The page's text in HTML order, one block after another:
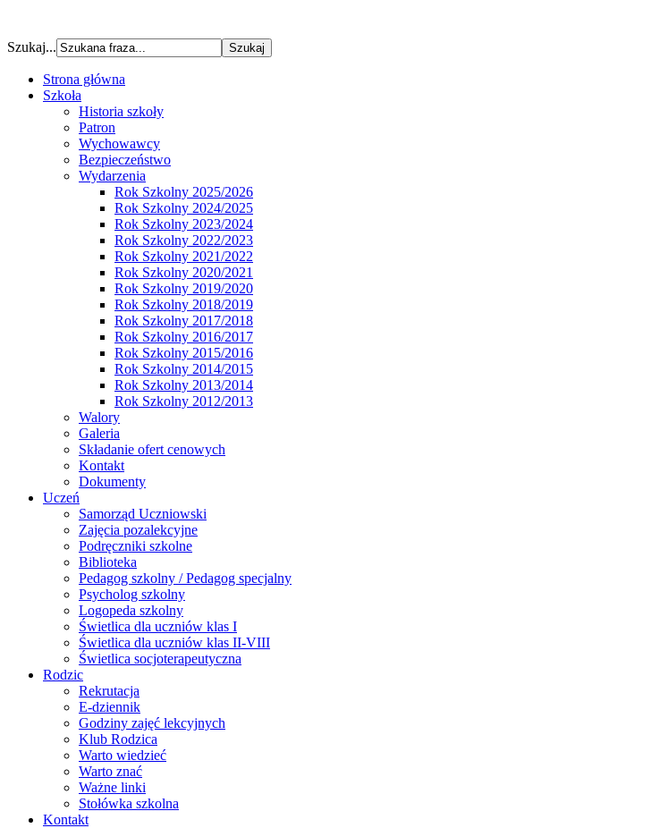
Szukaj...
Strona główna
Szkoła
Historia szkoły
Patron
Wychowawcy
Bezpieczeństwo
Wydarzenia
Rok Szkolny 2025/2026
Rok Szkolny 2024/2025
Rok Szkolny 2023/2024
Rok Szkolny 2022/2023
Rok Szkolny 2021/2022
Rok Szkolny 2020/2021
Rok Szkolny 2019/2020
Rok Szkolny 2018/2019
Rok Szkolny 2017/2018
Rok Szkolny 2016/2017
Rok Szkolny 2015/2016
Rok Szkolny 2014/2015
Rok Szkolny 2013/2014
Rok Szkolny 2012/2013
Walory
Galeria
Składanie ofert cenowych
Kontakt
Dokumenty
Uczeń
Samorząd Uczniowski
Zajęcia pozalekcyjne
Podręczniki szkolne
Biblioteka
Pedagog szkolny / Pedagog specjalny
Psycholog szkolny
Logopeda szkolny
Świetlica dla uczniów klas I
Świetlica dla uczniów klas II-VIII
Świetlica socjoterapeutyczna
Rodzic
Rekrutacja
E-dziennik
Godziny zajęć lekcyjnych
Klub Rodzica
Warto wiedzieć
Warto znać
Ważne linki
Stołówka szkolna
Kontakt